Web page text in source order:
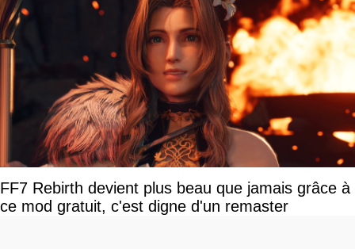
FF7 Rebirth devient plus beau que jamais grâce à
ce mod gratuit, c'est digne d'un remaster